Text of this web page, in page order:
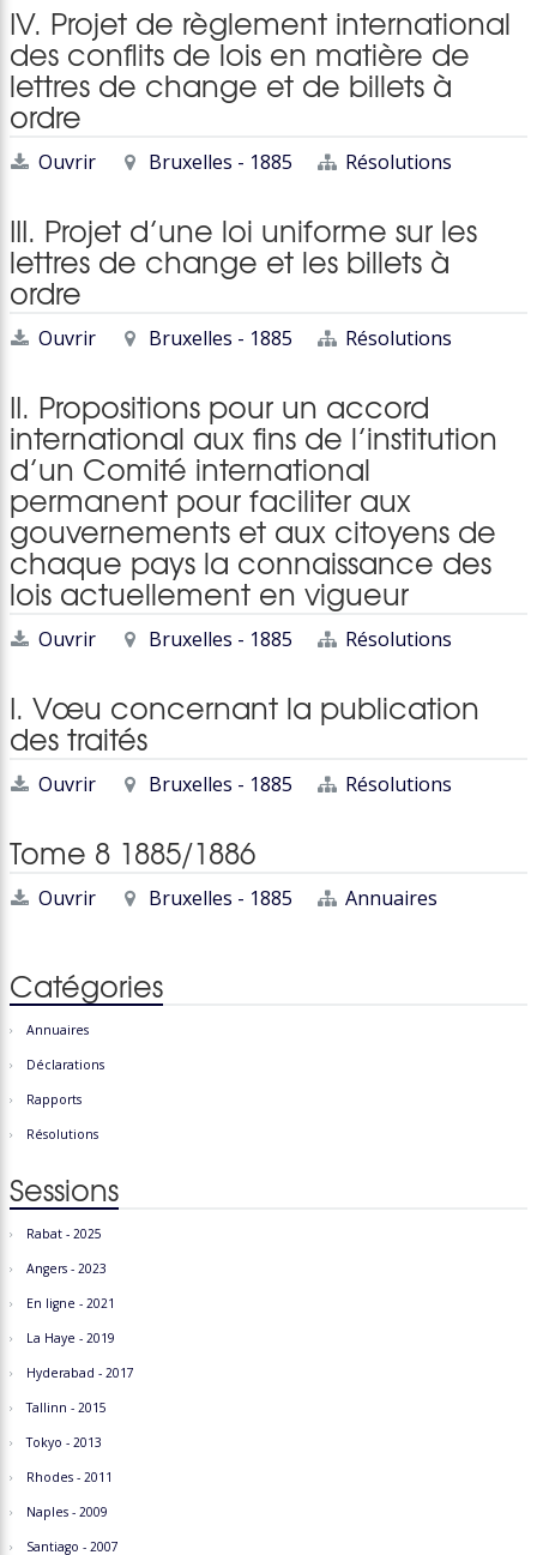
IV. Projet de règlement international
des conflits de lois en matière de
lettres de change et de billets à
ordre
Ouvrir Bruxelles - 1885 Résolutions
III. Projet d’une loi uniforme sur les
lettres de change et les billets à
ordre
Ouvrir Bruxelles - 1885 Résolutions
II. Propositions pour un accord
international aux fins de l’institution
d’un Comité international
permanent pour faciliter aux
gouvernements et aux citoyens de
chaque pays la connaissance des
lois actuellement en vigueur
Ouvrir Bruxelles - 1885 Résolutions
I. Vœu concernant la publication
des traités
Ouvrir Bruxelles - 1885 Résolutions
Tome 8 1885/1886
Ouvrir Bruxelles - 1885 Annuaires
Catégories
Annuaires
Déclarations
Rapports
Résolutions
Sessions
Rabat - 2025
Angers - 2023
En ligne - 2021
La Haye - 2019
Hyderabad - 2017
Tallinn - 2015
Tokyo - 2013
Rhodes - 2011
Naples - 2009
Santiago - 2007